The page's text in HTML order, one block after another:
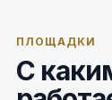
ПЛОЩАДКИ
С